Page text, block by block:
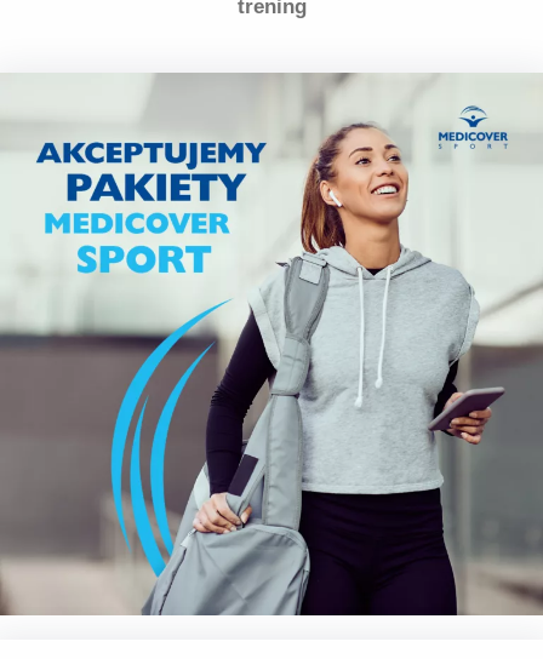
trening